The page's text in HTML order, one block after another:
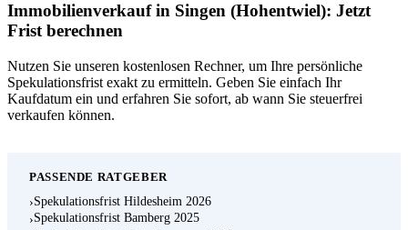
Immobilienverkauf in Singen (Hohentwiel): Jetzt
Frist berechnen
Nutzen Sie unseren kostenlosen Rechner, um Ihre persönliche
Spekulationsfrist exakt zu ermitteln. Geben Sie einfach Ihr
Kaufdatum ein und erfahren Sie sofort, ab wann Sie steuerfrei
verkaufen können.
PASSENDE RATGEBER
›Spekulationsfrist Hildesheim 2026
›Spekulationsfrist Bamberg 2025